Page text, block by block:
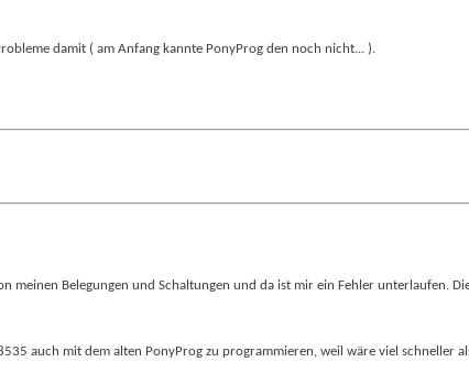
damit ( am Anfang kannte PonyProg den noch nicht... ).
meinen Belegungen und Schaltungen und da ist mir ein Fehler unterlaufen.
auch mit dem alten PonyProg zu programmieren, weil wäre viel schneller